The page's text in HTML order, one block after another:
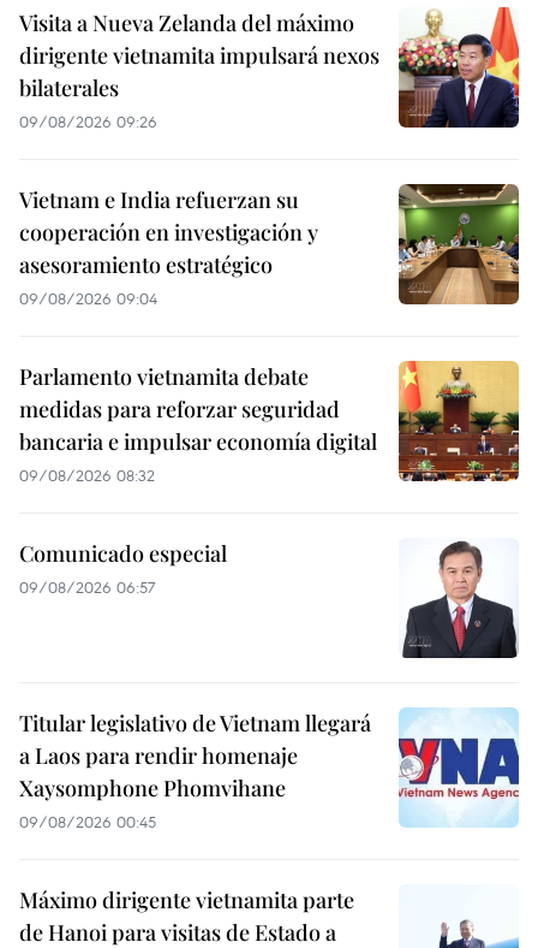
Visita a Nueva Zelanda del máximo
dirigente vietnamita impulsará nexos
bilaterales
09/08/2026 09:26
Vietnam e India refuerzan su
cooperación en investigación y
asesoramiento estratégico
09/08/2026 09:04
Parlamento vietnamita debate
medidas para reforzar seguridad
bancaria e impulsar economía digital
09/08/2026 08:32
Comunicado especial
09/08/2026 06:57
Titular legislativo de Vietnam llegará
a Laos para rendir homenaje
Xaysomphone Phomvihane
09/08/2026 00:45
Máximo dirigente vietnamita parte
de Hanoi para visitas de Estado a